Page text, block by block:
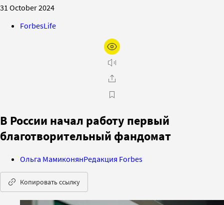
31 October 2024
ForbesLife
В России начал работу первый
благотворительный фандомат
Ольга МамиконянРедакция Forbes
Копировать ссылку